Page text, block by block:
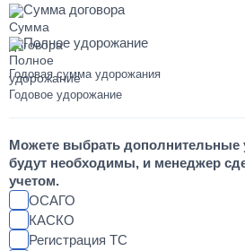
Установка магнитолы и
Сумма договора
Полное удорожание
Годовая сумма удорожания
Годовое удорожание
Можете выбрать дополнительные
будут необходимы, и менеджер
учетом.
ОСАГО
КАСКО
Регистрация ТС